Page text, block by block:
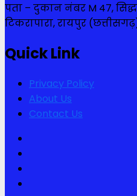
पता – दुकान नंबर M 47,
टिकरापारा, रायपुर
Quick Link
Privacy Policy
About Us
Contact Us